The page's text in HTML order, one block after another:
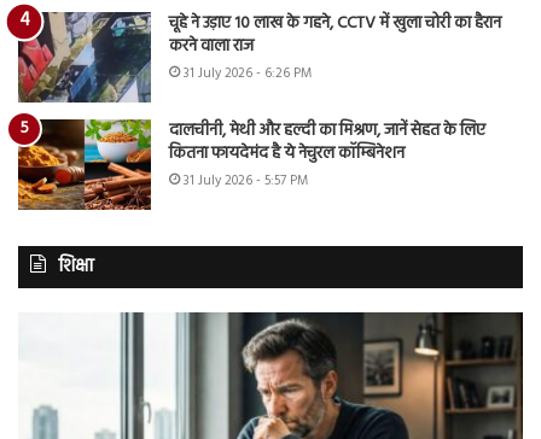
चूहे ने उड़ाए 10 लाख के गहने, CCTV में खुला चोरी का हैरान
करने वाला राज
31 July 2026 - 6:26 PM
दालचीनी, मेथी और हल्दी का मिश्रण, जानें सेहत के लिए
कितना फायदेमंद है ये नेचुरल कॉम्बिनेशन
31 July 2026 - 5:57 PM
शिक्षा